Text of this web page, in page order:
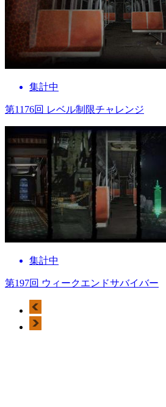
集計中
第1176回 レベル制限チャレンジ
集計中
第197回 ウィークエンドサバイバー